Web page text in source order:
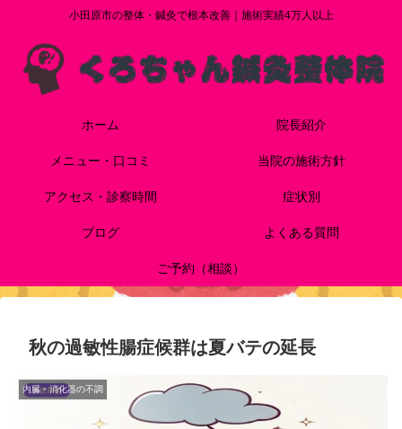
小田原市の整体・鍼灸で根本改善｜施術実績4万人以上
ホーム 院長紹介
メニュー・口コミ 当院の施術方針
アクセス・診察時間 症状別
ブログ よくある質問
ご予約（相談）
秋の過敏性腸症候群は夏バテの延長
内臓・消化器の不調